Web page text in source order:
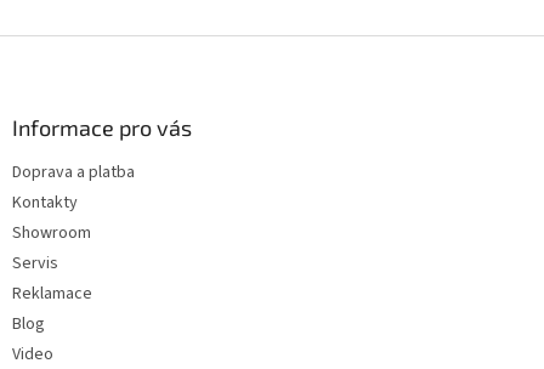
Informace pro vás
Doprava a platba
Kontakty
Showroom
Servis
Reklamace
Blog
Video